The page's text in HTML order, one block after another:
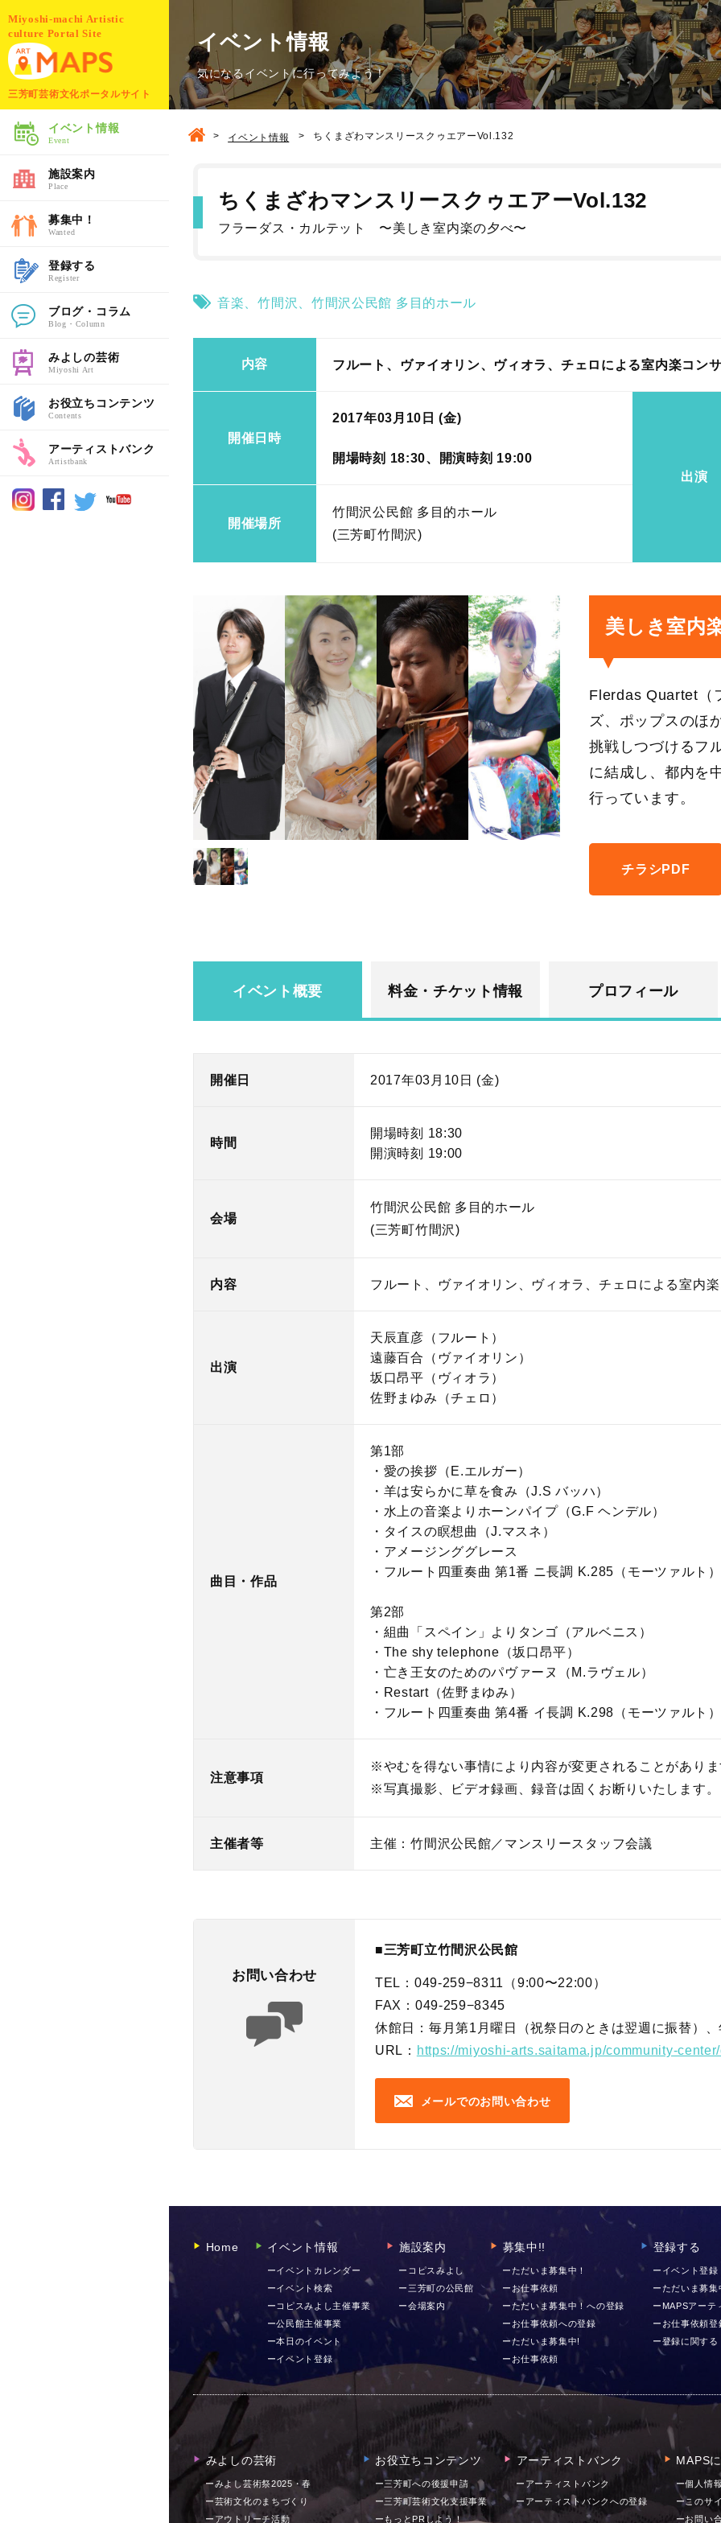
Miyoshi-machi Artistic
culture Portal Site
三芳町芸術文化ポータルサイト
イベント情報
Event
施設案内
Place
募集中！
Wanted
登録する
Register
ブログ・コラム
Blog・Column
みよしの芸術
Miyoshi Art
お役立ちコンテンツ
Contents
アーティストバンク
Artistbank
イベント情報
気になるイベントに行ってみよう！
> イベント情報 > ちくまざわマンスリースクゥエアーVol.132
ちくまざわマンスリースクゥエアーVol.132
フラーダス・カルテット 〜美しき室内楽の夕べ〜
音楽 、竹間沢 竹間沢公民館 多目的ホール
内容 フルート、ヴァイオリン、ヴィオラ、チェロによる室内楽コン
開催日時
2017年03月10日 (金)
開場時刻 18:30、開演時刻 19:00
出演
開催場所
竹間沢公民館 多目的ホール
(三芳町竹間沢)
美しき室内
Flerdas Quartet（
ズ、ポップスのほ
挑戦しつづけるフ
に結成し、都内を
行っています。
チラシPDF
イベント概要 料金・チケット情報 プロフィール
開催日 2017年03月10日 (金)
時間
開場時刻 18:30
開演時刻 19:00
会場
竹間沢公民館 多目的ホール
(三芳町竹間沢)
内容 フルート、ヴァイオリン、ヴィオラ、チェロによる室内楽
出演
天辰直彦（フルート）
遠藤百合（ヴァイオリン）
坂口昂平（ヴィオラ）
佐野まゆみ（チェロ）
曲目・作品
第1部
・愛の挨拶（E.エルガー）
・羊は安らかに草を食み（J.S バッハ）
・水上の音楽よりホーンパイプ（G.F ヘンデル）
・タイスの瞑想曲（J.マスネ）
・アメージンググレース
・フルート四重奏曲 第1番 ニ長調 K.285（モーツァルト）
第2部
・組曲「スペイン」よりタンゴ（アルベニス）
・The shy telephone（坂口昂平）
・亡き王女のためのパヴァーヌ（M.ラヴェル）
・Restart（佐野まゆみ）
・フルート四重奏曲 第4番 イ長調 K.298（モーツァルト）
注意事項
※やむを得ない事情により内容が変更されることがありま
※写真撮影、ビデオ録画、録音は固くお断りいたします。
主催者等 主催：竹間沢公民館／マンスリースタッフ会議
お問い合わせ
■三芳町立竹間沢公民館
TEL：049-259−8311（9:00〜22:00）
FAX：049-259−8345
休館日：毎月第1月曜日（祝祭日のときは翌週に振替）
URL： https://miyoshi-arts.saitama.jp/community-
メールでのお問い合わせ
▶︎ Home ▶︎ イベント情報
ーイベントカレンダー
ーイベント検索
ーコピスみよし主催事業
ー公民館主催事業
ー本日のイベント
ーイベント登録
▶︎ 施設案内
ーコピスみよし
ー三芳町の公民館
ー会場案内
▶︎ 募集中!!
ーただいま募集中！
ーお仕事依頼
ーただいま募集中！への登録
ーお仕事依頼への登録
ーただいま募集中!
ーお仕事依頼
▶︎ 登録する
ーイベント登録
ーただいま募集
ーMAPSアーテ
ーお仕事依頼登
ー登録に関す
▶︎ みよしの芸術
ーみよし芸術祭2025・春
ー芸術文化のまちづくり
ーアウトリーチ活動
▶︎ お役立ちコンテンツ
ー三芳町への後援申請
ー三芳町芸術文化支援事業
ーもっとPRしよう！
▶︎ アーティストバンク
ーアーティストバンク
ーアーティストバンクへの登録
▶︎ MAPS
ー個人情
ーこのサ
ーお問い